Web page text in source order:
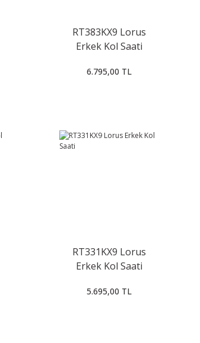
RT383KX9 Lorus
Erkek Kol Saati
6.795,00 TL
RT331KX9 Lorus
Erkek Kol Saati
5.695,00 TL